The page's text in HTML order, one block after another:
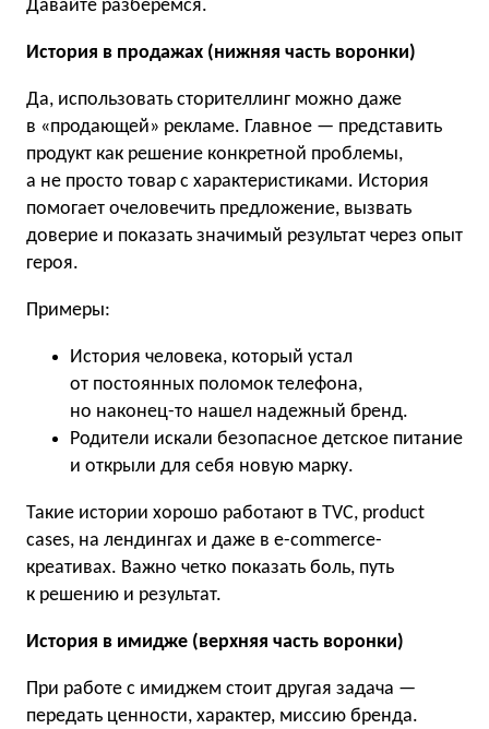
Давайте разберемся.
История в продажах (нижняя часть воронки)
Да, использовать сторителлинг можно даже
в «продающей» рекламе. Главное — представить
продукт как решение конкретной проблемы,
а не просто товар с характеристиками. История
помогает очеловечить предложение, вызвать
доверие и показать значимый результат через опыт
героя.
Примеры:
История человека, который устал
от постоянных поломок телефона,
но наконец-то нашел надежный бренд.
Родители искали безопасное детское питание
и открыли для себя новую марку.
Такие истории хорошо работают в TVC, product
cases, на лендингах и даже в e-commerce-
креативах. Важно четко показать боль, путь
к решению и результат.
История в имидже (верхняя часть воронки)
При работе с имиджем стоит другая задача —
передать ценности, характер, миссию бренда.